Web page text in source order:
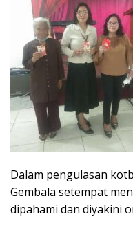
Dalam pengulasan
Gembala setempat
dipahami dan diyakini